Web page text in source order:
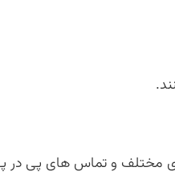
مختلف و تماس های پی در